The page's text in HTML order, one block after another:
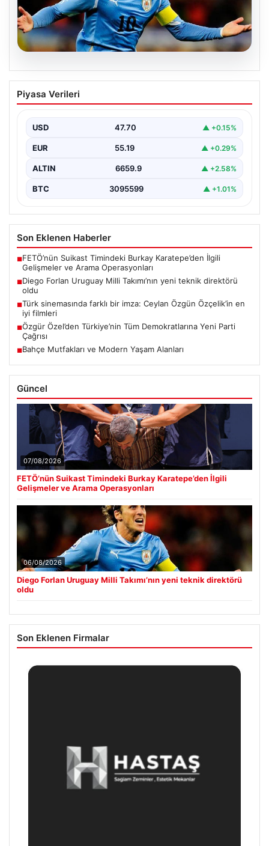
06.08.2026
Diego Forlan Uruguay Milli Takımı’nın
yeni teknik direktörü oldu
Piyasa Verileri
USD 47.70 ▲ +0.15%
EUR 55.19 ▲ +0.29%
ALTIN 6659.9 ▲ +2.58%
BTC 3095599 ▲ +1.01%
Son Eklenen Haberler
■FETÖ’nün Suikast Timindeki Burkay Karatepe’den İlgili
Gelişmeler ve Arama Operasyonları
■Diego Forlan Uruguay Milli Takımı’nın yeni teknik direktörü
oldu
■Türk sinemasında farklı bir imza: Ceylan Özgün Özçelik’in en
iyi filmleri
■Özgür Özel’den Türkiye’nin Tüm Demokratlarına Yeni Parti
Çağrısı
■Bahçe Mutfakları ve Modern Yaşam Alanları
Güncel
07/08/2026
FETÖ’nün Suikast Timindeki Burkay Karatepe’den İlgili
Gelişmeler ve Arama Operasyonları
06/08/2026
Diego Forlan Uruguay Milli Takımı’nın yeni teknik direktörü
oldu
Son Eklenen Firmalar